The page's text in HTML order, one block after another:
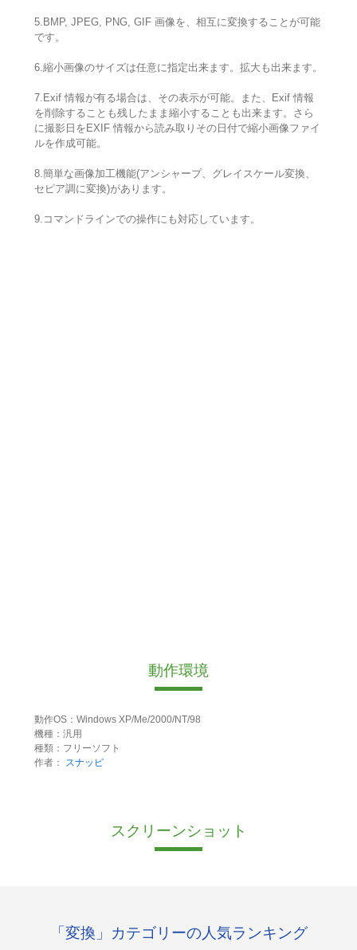
5.BMP, JPEG, PNG, GIF 画像を、相互に変換することが可能
です。
6.縮小画像のサイズは任意に指定出来ます。拡大も出来ます。
7.Exif 情報が有る場合は、その表示が可能。また、Exif 情報
を削除することも残したまま縮小することも出来ます。さら
に撮影日をEXIF 情報から読み取りその日付で縮小画像ファイ
ルを作成可能。
8.簡単な画像加工機能(アンシャープ、グレイスケール変換、
セピア調に変換)があります。
9.コマンドラインでの操作にも対応しています。
動作環境
動作OS：Windows XP/Me/2000/NT/98
機種：汎用
種類：フリーソフト
作者：
スナッピ
スクリーンショット
「変換」カテゴリーの人気ランキング